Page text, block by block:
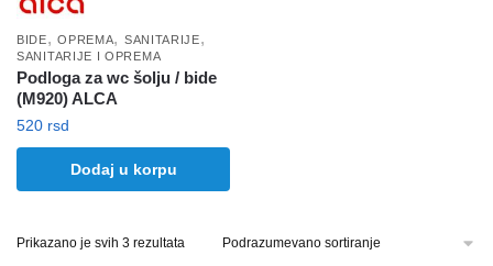
BIDE,OPREMA, SANITARIJE,
SANITARIJE I OPREMA
Podloga za wc šolju / bide
(M920) ALCA
520 rsd
Dodaj u korpu
Prikazano je svih 3 rezultata